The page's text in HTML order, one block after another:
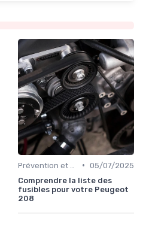
• 05/07/2025
Comprendre la liste des
fusibles pour votre Peugeot
208